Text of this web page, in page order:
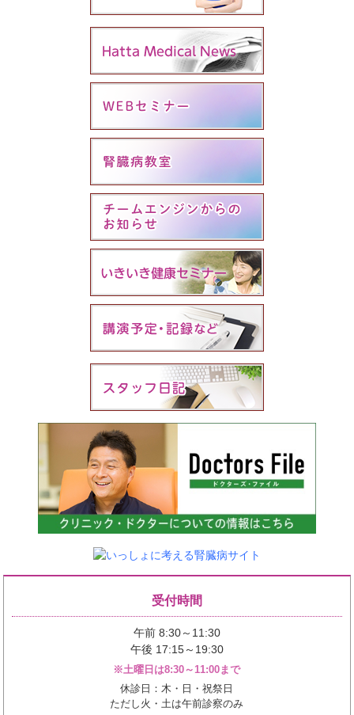
受付時間
午前 8:30～11:30
午後 17:15～19:30
※土曜日は8:30～11:00まで
休診日：木・日・祝祭日
ただし火・土は午前診察のみ